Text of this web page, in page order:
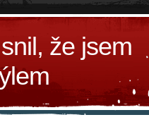
že jsem